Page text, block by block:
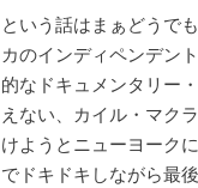
という話はまぁどうで
カのインディペンデン
的なドキュメンタリー
えない、カイル・マク
けようとニューヨーク
でドキドキしながら最